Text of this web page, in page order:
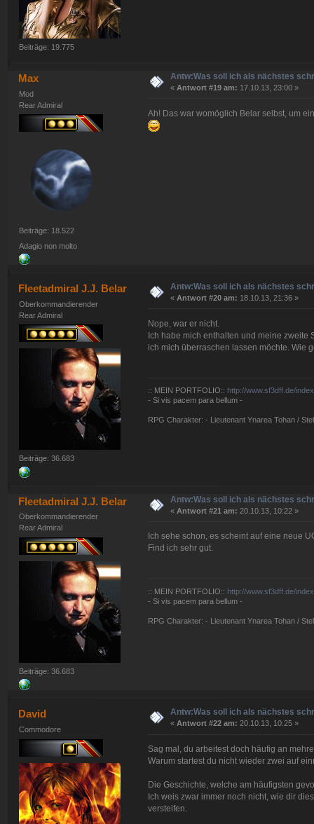
Beiträge: 19.775
Max
Mod
Rear Admiral
Beiträge: 18.522
Adagio non molto
Antw:Was soll ich als nächstes
« Antwort #19 am: 17.10.13, 23:00 »
Ah! Das war womöglich Belar selbst, um
Fleetadmiral J.J. Belar
Oberkommandierender
Rear Admiral
Beiträge: 36.683
Antw:Was soll ich als nächstes
« Antwort #20 am: 18.10.13, 21:36 »
Nope, war er nicht.
Ich habe mich enthalten und meine zweite
ich mich überraschen lassen möchte. Wie
:: MEIN PORTFOLIO:: http://www.sf3dff.de/
- Si vis pacem para bellum -
RPG Charakter: - Lieutenant Ynarea Tohan /
Fleetadmiral J.J. Belar
Oberkommandierender
Rear Admiral
Beiträge: 36.683
Antw:Was soll ich als nächstes
« Antwort #21 am: 20.10.13, 10:22 »
Ich sehe schon, es scheint auf eine neue
Find ich sehr gut.
:: MEIN PORTFOLIO:: http://www.sf3dff.de/
- Si vis pacem para bellum -
RPG Charakter: - Lieutenant Ynarea Tohan /
David
Commodore
Antw:Was soll ich als nächstes
« Antwort #22 am: 20.10.13, 10:25 »
Sag mal, du arbeitest doch häufig an
Warum startest du nicht wieder zwei auf
Die Geschichte, welche am häufigsten
Ich weis zwar immer noch nicht, wie dir
versteifen.